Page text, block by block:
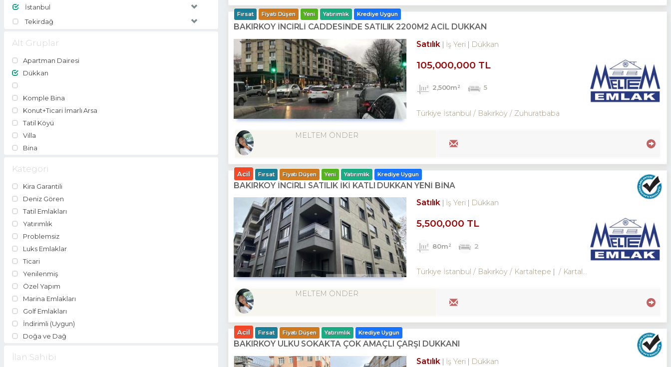
İstanbul
Tekirdağ
Alt Gruplar
Apartman Dairesi
Dükkan
Komple Bina
Konut+Ticari İmarlı Arsa
Tatil Köyü
Villa
Bina
Kategori
Kira Garantili
Deniz Gören
Tatil Emlakları
Yatırımlık
Problemsiz
Luks Emlaklar
Ticari
Yenilenmiş
Özel Yapım
Marina Emlakları
Golf Emlakları
İndirimli (Uygun)
Doğa ve Dağ
İlan Sahibi
Fırsat Fiyatı Düşen Yeni Yatırımlık Krediye Uygun
BAKIRKÖY İNCİRLİ CADDESINDE SATILIK 2200M2 ACİL DÜKKAN
Satılık
İş Yeri Dükkan
105,000,000 TL
2,500m² 5
Türkiye İstanbul / Bakırköy / Zuhuratbaba
MELTEM ÖNDER
Acil Fırsat Fiyatı Düşen Yeni Yatırımlık Krediye Uygun
BAKIRKÖY İNCİRLİ SATILIK İKİ KATLI DÜKKAN YENİ BİNA
Satılık
İş Yeri Dükkan
5,500,000 TL
80m² 2
Türkiye İstanbul / Bakırköy / Kartaltepe / Kartaltepe Mah.
MELTEM ÖNDER
Acil Fırsat Fiyatı Düşen Yatırımlık Krediye Uygun
BAKIRKÖY ÜLKÜ SOKAKTA ÇOK AMAÇLI ÇARŞI DÜKKANI
Satılık
İş Yeri Dükkan